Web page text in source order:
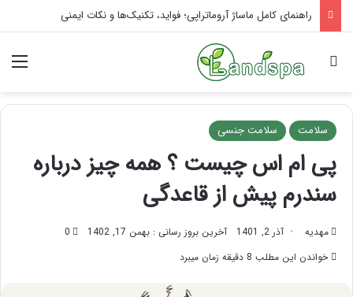
راهنمای کامل ماساژ آروماتراپی؛ فواید، تکنیک‌ها و نکات ایمنی
جستجو برای
سلامت سلامت جنسی
پی ام اس چیست ؟ همه چیز درباره
سندرم پیش از قاعدگی
مهدیه آذر 2, 1401 آخرین بروز رسانی : بهمن 17, 1402
0
خواندن این مطلب 8 دقیقه زمان میبرد